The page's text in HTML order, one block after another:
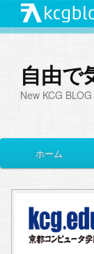
自由で
New KCG BLOG
イ
メ
イ
ン
サ
ブ
コ
ホーム